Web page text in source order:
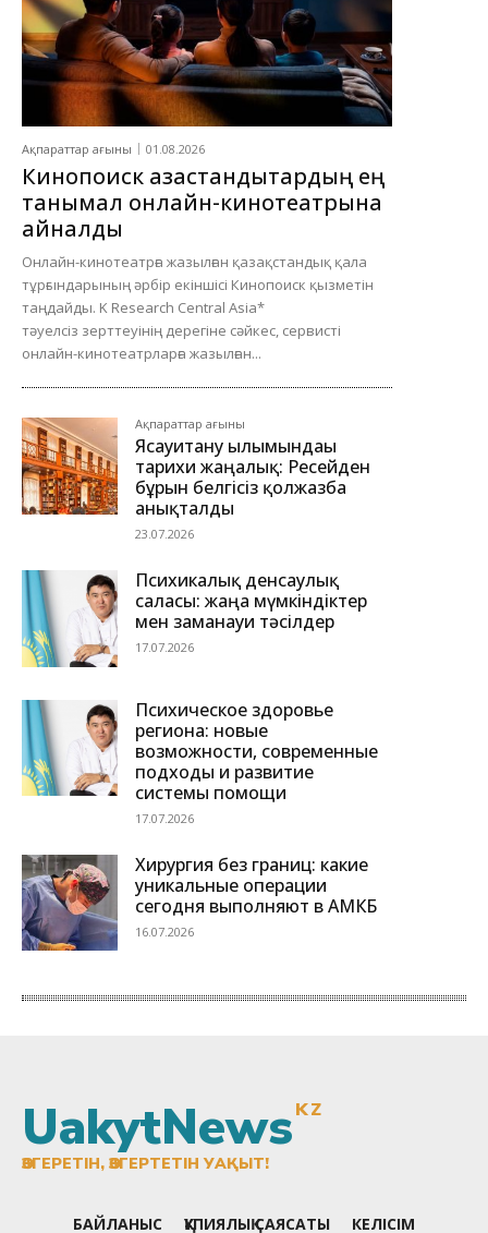
UakytNewsKZ
ӨЗГЕРЕТІН, ӨЗГЕРТЕТІН УАҚЫТ!
БАЙЛАНЫС ҚҰПИЯЛЫҚ САЯСАТЫ КЕЛІСІМ